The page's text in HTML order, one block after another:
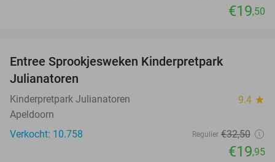
€19,50
Entree Sprookjesweken Kinderpretpark
Julianatoren
Kinderpretpark Julianatoren 9.4 star
Apeldoorn
Verkocht: 10.758
Regulier €32,50
€19,95